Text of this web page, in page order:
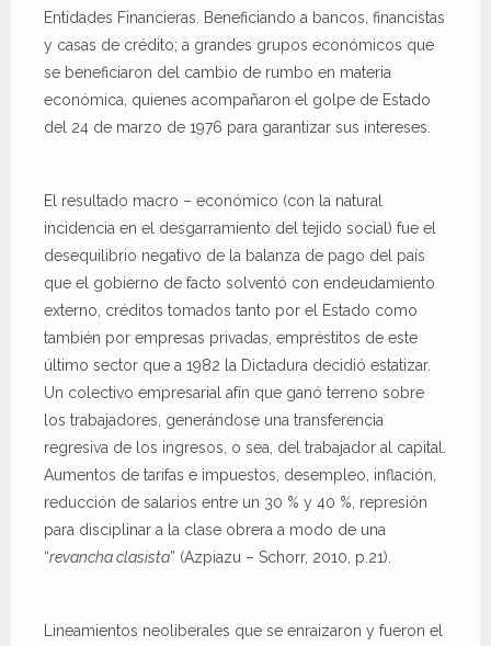
Entidades Financieras. Beneficiando a bancos, financistas
y casas de crédito; a grandes grupos económicos que
se beneficiaron del cambio de rumbo en materia
económica, quienes acompañaron el golpe de Estado
del 24 de marzo de 1976 para garantizar sus intereses.
El resultado macro – económico (con la natural
incidencia en el desgarramiento del tejido social) fue el
desequilibrio negativo de la balanza de pago del país
que el gobierno de facto solventó con endeudamiento
externo, créditos tomados tanto por el Estado como
también por empresas privadas, empréstitos de este
último sector que a 1982 la Dictadura decidió estatizar.
Un colectivo empresarial afín que ganó terreno sobre
los trabajadores, generándose una transferencia
regresiva de los ingresos, o sea, del trabajador al capital.
Aumentos de tarifas e impuestos, desempleo, inflación,
reducción de salarios entre un 30 % y 40 %, represión
para disciplinar a la clase obrera a modo de una
“revancha clasista” (Azpiazu – Schorr, 2010, p.21).
Lineamientos neoliberales que se enraizaron y fueron el